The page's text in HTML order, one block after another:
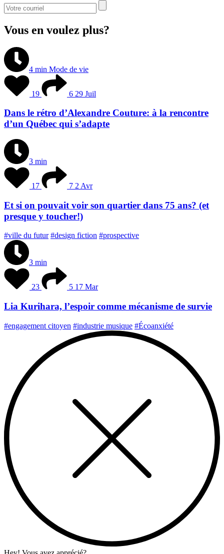
Vous en voulez plus?
4 min Mode de vie
19 6 29 Juil
Dans le rétro d’Alexandre Couture: à la rencontre
d’un Québec qui s’adapte
3 min
17 7 2 Avr
Et si on pouvait voir son quartier dans 75 ans? (et
presque y toucher!)
#ville du futur #design fiction #prospective
3 min
23 5 17 Mar
Lia Kurihara, l’espoir comme mécanisme de survie
#engagement citoyen #industrie musique #Écoanxiété